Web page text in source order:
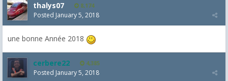
thalys07 8,174
Posted January 5, 2018
une bonne Année 2018
cerbere22 4,385
Posted January 5, 2018